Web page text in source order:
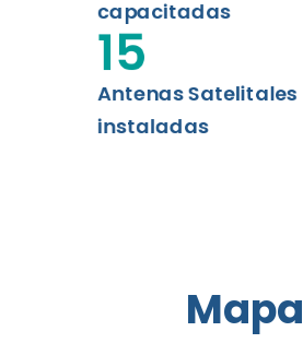
capacitadas
Antenas Satelitales
instaladas
15
Mapa